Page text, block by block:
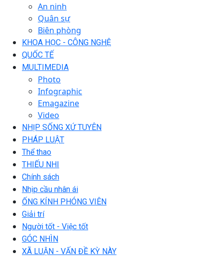
An ninh
Quân sự
Biên phòng
KHOA HỌC - CÔNG NGHỆ
QUỐC TẾ
MULTIMEDIA
Photo
Infographic
Emagazine
Video
NHỊP SỐNG XỨ TUYÊN
PHÁP LUẬT
Thể thao
THIẾU NHI
Chính sách
Nhịp cầu nhân ái
ỐNG KÍNH PHÓNG VIÊN
Giải trí
Người tốt - Việc tốt
GÓC NHÌN
XÃ LUẬN - VẤN ĐỀ KỲ NÀY